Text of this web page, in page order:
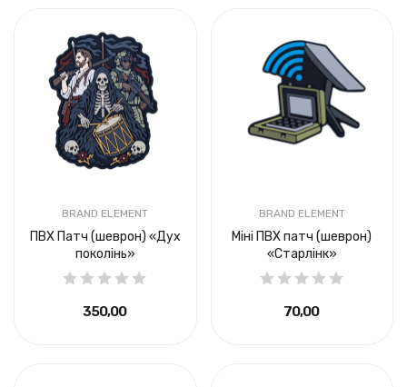
BRAND ELEMENT
ПВХ Патч (шеврон) «Дух
поколінь»
350,00 ₴
BRAND ELEMENT
Міні ПВХ патч (шеврон)
«Старлінк»
70,00 ₴